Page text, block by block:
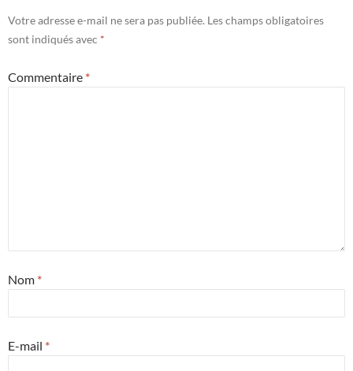
Votre adresse e-mail ne sera pas publiée. Les champs obligatoires
sont indiqués avec *
Commentaire *
Nom *
E-mail *